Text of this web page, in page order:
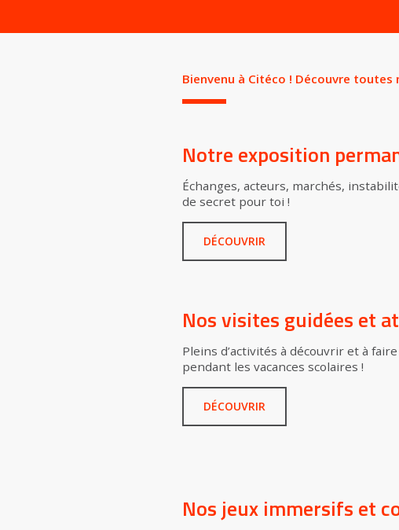
Bienvenu à Citéco ! Découvre
Notre exposition
Échanges, acteurs, marchés,
de secret pour toi !
DÉCOUVRIR
Nos visites guidées et
Pleins d’activités à découvrir et à
pendant les vacances scolaires !
DÉCOUVRIR
Nos jeux immersifs et